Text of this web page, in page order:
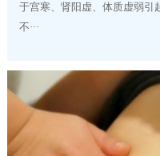
于宫寒、肾阳虚、体质虚弱引
不···